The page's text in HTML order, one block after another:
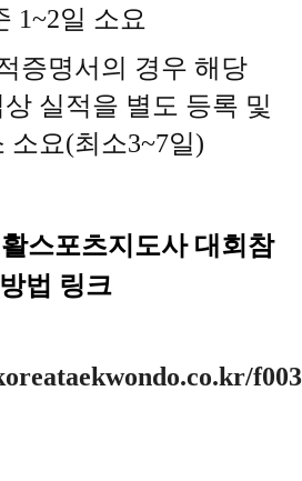
1~2일 소요
증명서의 경우 해당
실적을 별도 등록 및
소요(최소3~7일)
스포츠지도사 대회참
법 링크